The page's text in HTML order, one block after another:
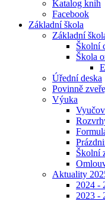
Katalog knih
Facebook
Základní škola
Základní
Školní
Škola
Úřední deska
Povinně
Výuka
Školní
Aktuality
2024 -
2023 -